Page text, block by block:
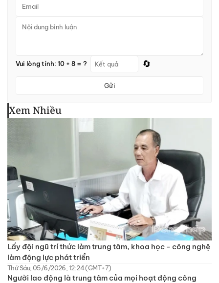
Vui lòng tính: 10 + 8 = ? 🔄
Gửi
Xem Nhiều
Lấy đội ngũ trí thức làm trung tâm, khoa học - công nghệ
làm động lực phát triển
Thứ Sáu, 05/6/2026, 12:24 (GMT+7)
Người lao động là trung tâm của mọi hoạt động công